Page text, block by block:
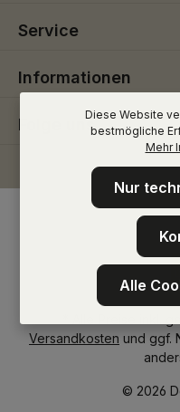
Service
Informationen
Folge uns
© 2026
Versandkosten und ggf.
Diese Website
bestmögliche
Mehr
Nur
Alle